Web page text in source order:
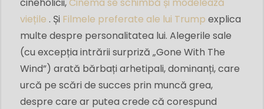
viețile . Și Filmele preferate ale lui Trump explica
multe despre personalitatea lui. Alegerile sale
(cu excepția intrării surpriză „Gone With The
Wind”) arată bărbați arhetipali, dominanți, care
urcă pe scări de succes prin muncă grea,
despre care ar putea crede că corespund